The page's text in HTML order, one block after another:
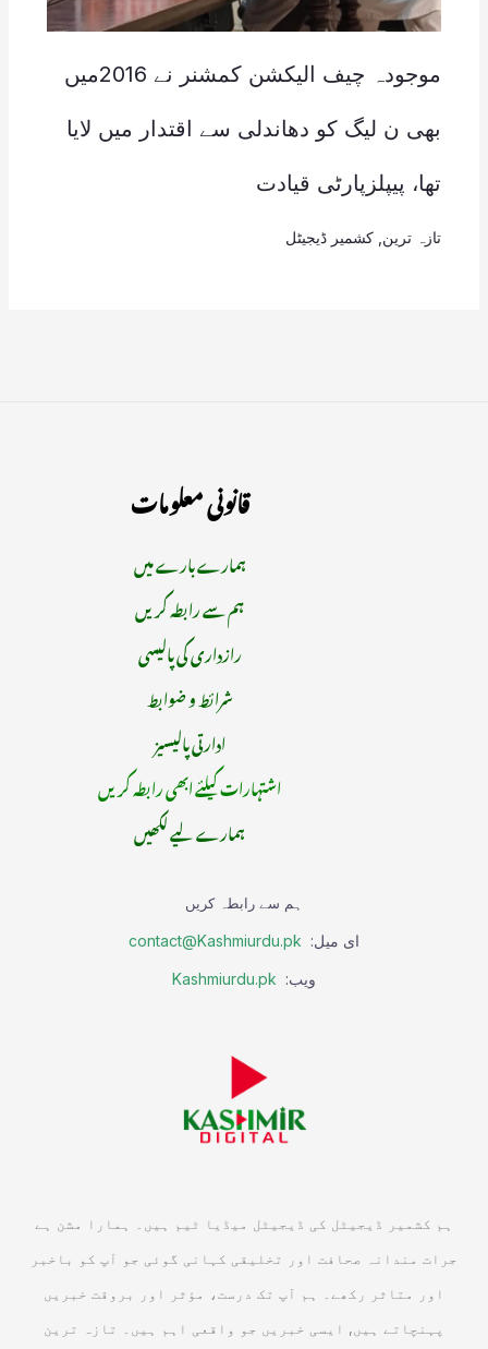
موجودہ چیف الیکشن کمشنر نے 2016میں
بھی ن لیگ کو دھاندلی سے اقتدار میں لایا
تھا، پیپلزپارٹی قیادت
تازہ ترین کشمیر ڈیجیٹل
قانونی معلومات
ہمارے بارے میں
ہم سے رابطہ کریں
رازداری کی پالیسی
شرائط و ضوابط
ادارتی پالیسیز
اشتہارات کیلئے ابھی رابطہ کریں
ہمارے لیے لکھیں
ہم سے رابطہ کریں
ای میل: contact@Kashmiurdu.pk
ویب: Kashmiurdu.pk
ہم کشمیر ڈیجیٹل کی ڈیجیٹل میڈیا ٹیم ہیں۔ ہمارا مشن ہے
جرات مندانہ صحافت اور تخلیقی کہانی گوئی جو آپ کو باخبر
اور متاثر رکھے۔ ہم آپ تک درست، مؤثر اور بروقت خبریں
پہنچاتے ہیں, ایسی خبریں جو واقعی اہم ہیں۔ تازہ ترین